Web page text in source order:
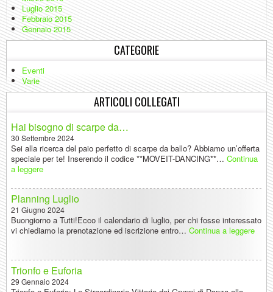
Luglio 2015
Febbraio 2015
Gennaio 2015
CATEGORIE
Eventi
Varie
ARTICOLI COLLEGATI
Hai bisogno di scarpe da…
30 Settembre 2024
Sei alla ricerca del paio perfetto di scarpe da ballo? Abbiamo un’offerta
speciale per te! Inserendo il codice **MOVEIT-DANCING**… Continua
a leggere
Planning Luglio
21 Giugno 2024
Buongiorno a Tutti!Ecco il calendario di luglio, per chi fosse interessato
vi chiediamo la prenotazione ed iscrizione entro… Continua a leggere
Trionfo e Euforia
29 Gennaio 2024